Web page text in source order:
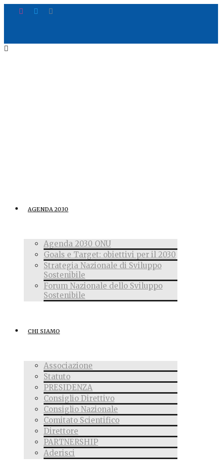
AGENDA 2030
Agenda 2030 ONU
Goals e Target: obiettivi per il 2030
Strategia Nazionale di Sviluppo
Sostenibile
Forum Nazionale dello Sviluppo
Sostenibile
CHI SIAMO
Associazione
Statuto
PRESIDENZA
Consiglio Direttivo
Consiglio Nazionale
Comitato Scientifico
Direttore
PARTNERSHIP
Aderisci